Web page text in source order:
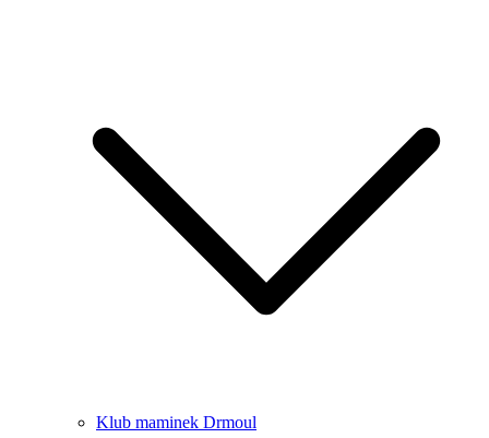
Klub maminek Drmoul